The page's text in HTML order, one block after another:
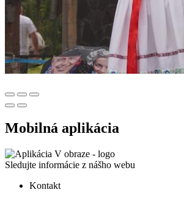
Mobilná aplikácia
Sledujte informácie z nášho webu
Kontakt